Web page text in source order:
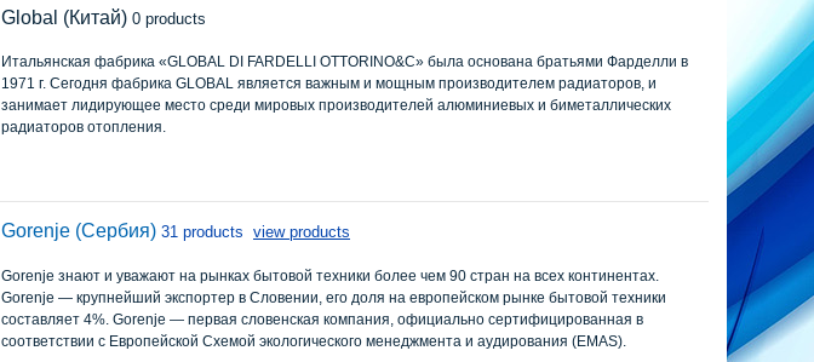
Global (Китай) 0 products
Итальянская фабрика «GLOBAL DI FARDELLI OTTORINO&C» была основана братьями Фарделли в
1971 г. Сегодня фабрика GLOBAL является важным и мощным производителем радиаторов, и
занимает лидирующее место среди мировых производителей алюминиевых и биметаллических
радиаторов отопления.
Gorenje (Сербия) 31 products view products
Gorenje знают и уважают на рынках бытовой техники более чем 90 стран на всех континентах.
Gorenje — крупнейший экспортер в Словении, его доля на европейском рынке бытовой техники
составляет 4%. Gorenje — первая словенская компания, официально сертифицированная в
соответствии с Европейской Схемой экологического менеджмента и аудирования (EMAS).